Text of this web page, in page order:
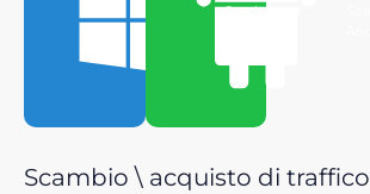
Scarica per
Scambio \ acquisto di traffico